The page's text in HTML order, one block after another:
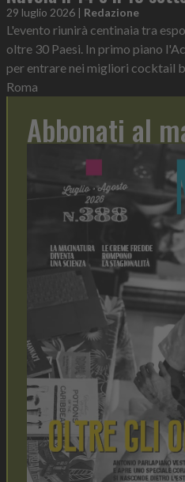
29 luglio 2026 | Redazione
L'evento riunirà centinaia tra
oltre 30 Paesi. In primo piano
per entrare nei migliori cocktail
Roma
Abbonati al